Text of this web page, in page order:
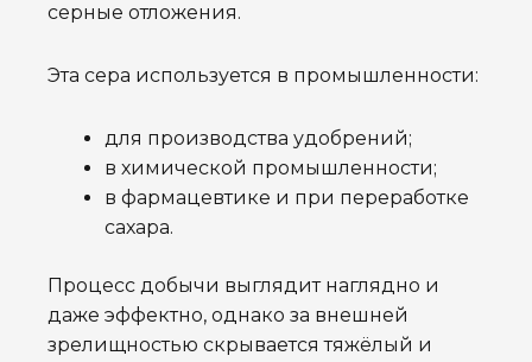
серные отложения.
Эта сера используется в промышленности:
для производства удобрений;
в химической промышленности;
в фармацевтике и при переработке
сахара.
Процесс добычи выглядит наглядно и
даже эффектно, однако за внешней
зрелищностью скрывается тяжёлый и